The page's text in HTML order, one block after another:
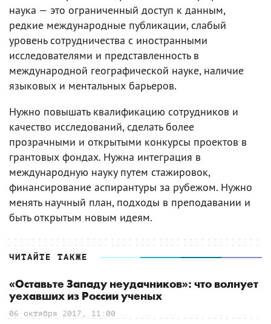
наука — это ограниченный доступ к данным,
редкие международные публикации, слабый
уровень сотрудничества с иностранными
исследователями и представленность в
международной географической науке, наличие
языковых и ментальных барьеров.
Нужно повышать квалификацию сотрудников и
качество исследований, сделать более
прозрачными и открытыми конкурсы проектов в
грантовых фондах. Нужна интеграция в
международную науку путем стажировок,
финансирование аспирантуры за рубежом. Нужно
менять научный план, подходы в преподавании и
быть открытым новым идеям.
ЧИТАЙТЕ ТАКЖЕ
«Оставьте Западу неудачников»: что волнует
уехавших из России ученых
06 октября 2017, 11:00